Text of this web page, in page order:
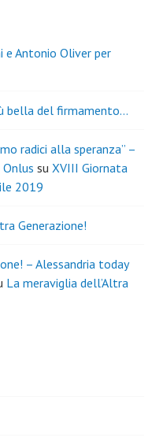
e Antonio Oliver per
bella del firmamento…
radici alla speranza” –
Onlus su XVIII Giornata
2019
Generazione!
– Alessandria today
La meraviglia dell’Altra